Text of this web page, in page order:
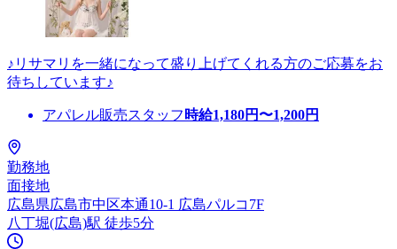
♪リサマリを一緒になって盛り上げてくれる方のご応募をお
待ちしています♪
アパレル販売スタッフ 時給1,180円〜1,200円
勤務地
面接地
広島県広島市中区本通10-1 広島パルコ7F
八丁堀(広島)駅 徒歩5分